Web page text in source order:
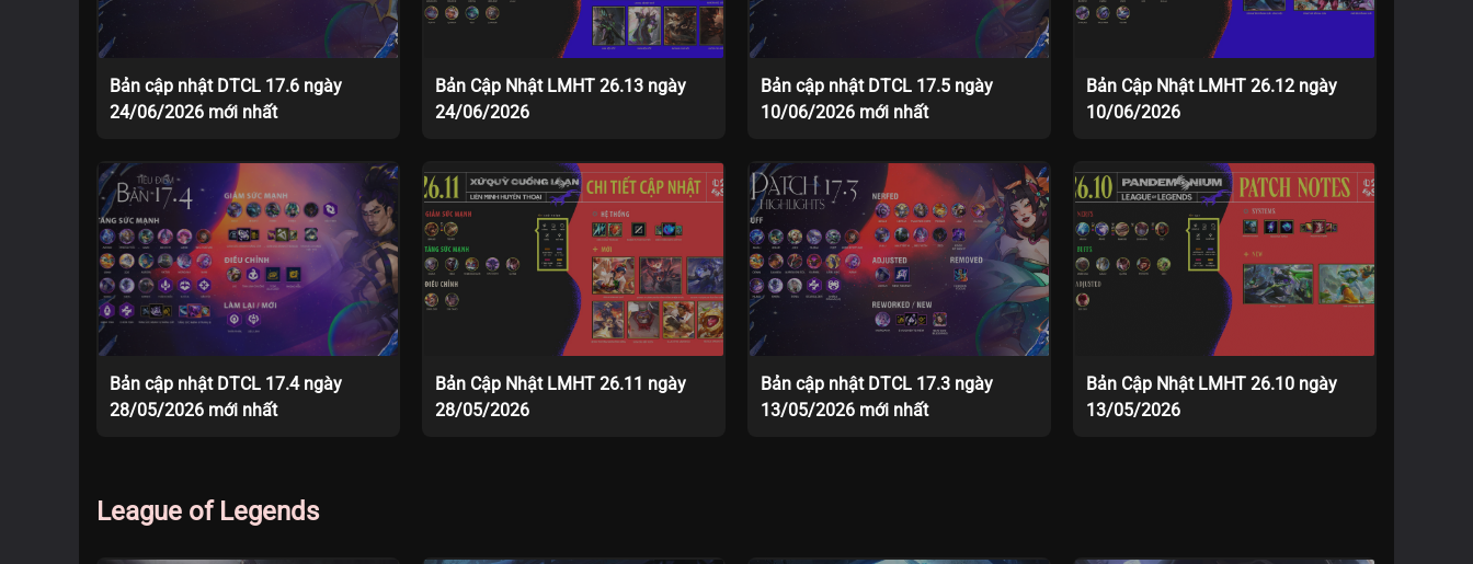
Bản cập nhật DTCL 17.6 ngày
24/06/2026 mới nhất
Bản Cập Nhật LMHT 26.13 ngày
24/06/2026
Bản cập nhật DTCL 17.5 ngày
10/06/2026 mới nhất
Bản Cập Nhật LMHT 26.12 ngày
10/06/2026
Bản cập nhật DTCL 17.4 ngày
28/05/2026 mới nhất
Bản Cập Nhật LMHT 26.11 ngày
28/05/2026
Bản cập nhật DTCL 17.3 ngày
13/05/2026 mới nhất
Bản Cập Nhật LMHT 26.10 ngày
13/05/2026
League of Legends